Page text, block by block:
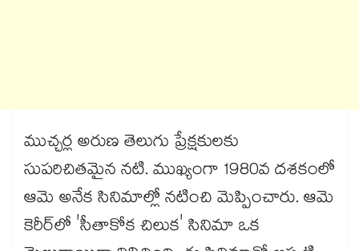
ముచ్చర్ల అరుణ తెలుగు ప్రేక్షకులకు
సుపరిచితమైన నటి. ముఖ్యంగా 1980వ దశకంలో
ఆమె అనేక సినిమాల్లో నటించి మెప్పించారు. ఆమె
కెరీర్‌లో 'సీతాకోక చిలుక' సినిమా ఒక